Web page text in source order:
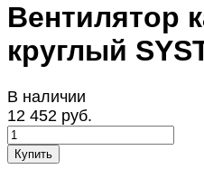
Вентилятор
круглый
В наличии
12 452 руб.
Купить